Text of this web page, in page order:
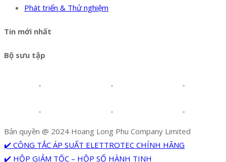
Phát triển & Thử nghiệm
Tin mới nhất
Bộ sưu tập
Bản quyền @ 2024 Hoang Long Phu Company Limited
✔️ CÔNG TẮC ÁP SUẤT ELETTROTEC CHÍNH HÃNG
✔️ HỘP GIẢM TỐC – HỘP SỐ HÀNH TINH